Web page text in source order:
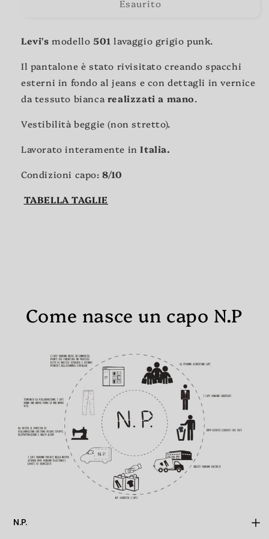
Esaurito
Levi's modello 501 lavaggio grigio punk.
Il pantalone è stato rivisitato creando spacchi
esterni in fondo al jeans e con dettagli in vernice
da tessuto bianca realizzati a mano.
Vestibilità beggie (non stretto).
Lavorato interamente inItalia.
Condizioni capo:8/10
TABELLA TAGLIE
Come nasce un capo N.P
N.P.